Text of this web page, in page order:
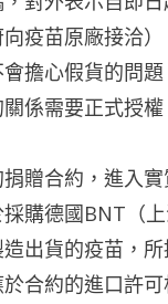
疫苗原廠接洽
擔心假貨的問
係需要正式授
贈合約，進入實
購德國BNT（
出貨的疫苗，
合約的進口許可